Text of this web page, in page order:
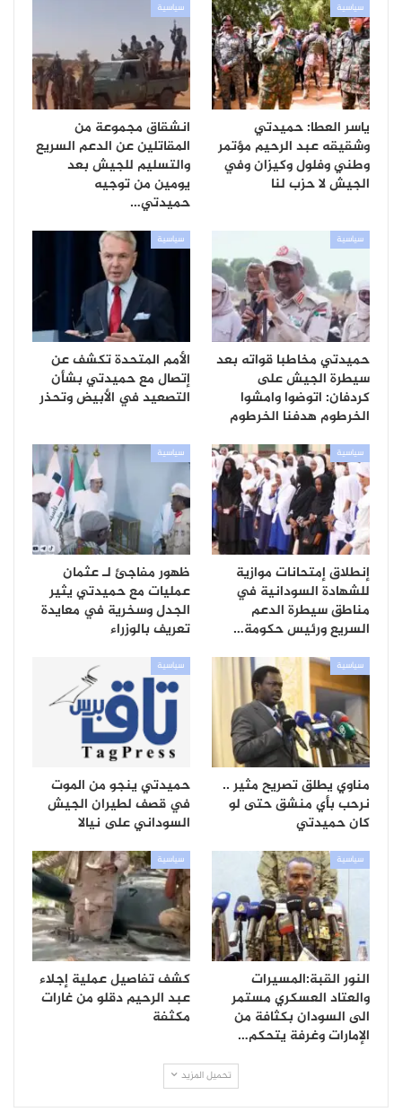
سياسية
ياسر العطا: حميدتي
وشقيقه عبد الرحيم مؤتمر
وطني وفلول وكيزان وفي
الجيش لا حزب لنا
سياسية
انشقاق مجموعة من
المقاتلين عن الدعم السريع
والتسليم للجيش بعد
يومين من توجيه
حميدتي…
سياسية
حميدتي مخاطبا قواته بعد
سيطرة الجيش على
كردفان: اتوضوا وامشوا
الخرطوم هدفنا الخرطوم
سياسية
الأمم المتحدة تكشف عن
إتصال مع حميدتي بشأن
التصعيد في الأبيض وتحذر
سياسية
إنطلاق إمتحانات موازية
للشهادة السودانية في
مناطق سيطرة الدعم
السريع ورئيس حكومة…
سياسية
ظهور مفاجئ لـ عثمان
عمليات مع حميدتي يثير
الجدل وسخرية في معايدة
تعريف بالوزراء
سياسية
مناوي يطلق تصريح مثير ..
نرحب بأي منشق حتى لو
كان حميدتي
سياسية
حميدتي ينجو من الموت
في قصف لطيران الجيش
السوداني على نيالا
سياسية
النور القبة:المسيرات
والعتاد العسكري مستمر
الى السودان بكثافة من
الإمارات وغرفة يتحكم…
سياسية
كشف تفاصيل عملية إجلاء
عبد الرحيم دقلو من غارات
مكثفة
تحميل المزيد